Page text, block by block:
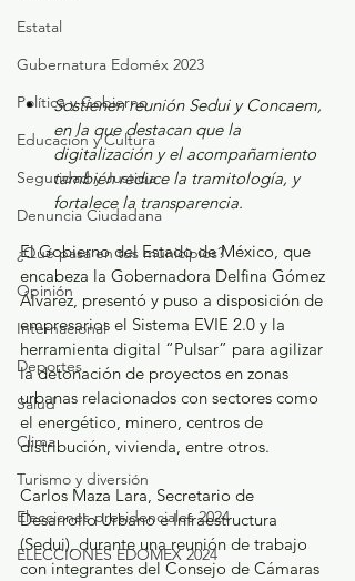
Estatal
Gubernatura Edoméx 2023
Política y Gobierno
Educación y Cultura
Seguridad y Justicia
Denuncia Ciudadana
¿Qué pasa en tus municipios?
Opinión
Internacional
Deportes
Salud
Clima
Turismo y diversión
Elecciones presidenciales 2024
ELECCIONES EDOMEX 2024
Sostienen reunión Sedui y Concaem,
en la que destacan que la
digitalización y el acompañamiento
también reduce la tramitología, y
fortalece la transparencia.
El Gobierno del Estado de México, que
encabeza la Gobernadora Delfina Gómez
Álvarez, presentó y puso a disposición de
empresarios el Sistema EVIE 2.0 y la
herramienta digital “Pulsar” para agilizar
la detonación de proyectos en zonas
urbanas relacionados con sectores como
el energético, minero, centros de
distribución, vivienda, entre otros.
Carlos Maza Lara, Secretario de
Desarrollo Urbano e Infraestructura
(Sedui), durante una reunión de trabajo
con integrantes del Consejo de Cámaras